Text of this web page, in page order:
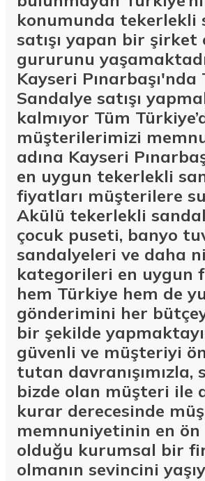
konumunda tekerlekli
satışı yapan bir şirket
gururunu
Kayseri Pınarbaşı'nda
Sandalye satışı
kalmıyor Tüm
müşterilerimizi
adına Kayseri
en uygun tekerlekli
fiyatları müşterilere
Akülü tekerlekli
çocuk puseti, banyo
sandalyeleri ve daha
kategorileri en uygun
hem Türkiye hem de
gönderimini her
bir şekilde
güvenli ve müşteriyi
tutan davranışımızla,
bizde olan müşteri ile
kurar derecesinde
memnuniyetinin en
olduğu kurumsal bir
olmanın sevincini